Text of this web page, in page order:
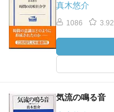
真木悠介
1086 3.92
気流の鳴る音